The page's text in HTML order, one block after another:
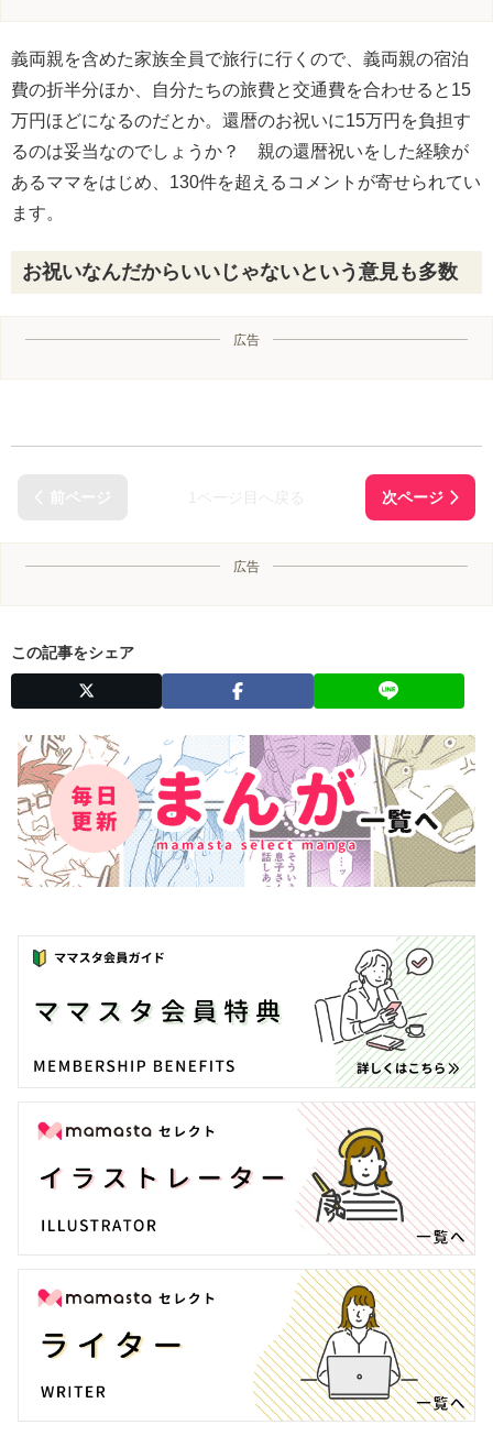
義両親を含めた家族全員で旅行に行くので、義両親の宿泊
費の折半分ほか、自分たちの旅費と交通費を合わせると15
万円ほどになるのだとか。還暦のお祝いに15万円を負担す
るのは妥当なのでしょうか？ 親の還暦祝いをした経験が
あるママをはじめ、130件を超えるコメントが寄せられてい
ます。
お祝いなんだからいいじゃないという意見も多数
広告
広告
この記事をシェア